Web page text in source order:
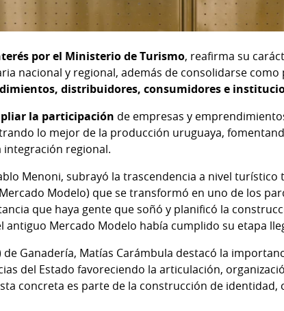
por el Ministerio de Turismo, reafirma su
nacional y regional, además de consolidarse
distribuidores, consumidores e
la participación de empresas y
lo mejor de la producción uruguaya,
regional.
Menoni, subrayó la trascendencia a nivel turístico
Modelo) que se transformó en uno de los
que haya gente que soñó y planificó la
antiguo Mercado Modelo había cumplido su etapa
de Ganadería, Matías Carámbula destacó la
del Estado favoreciendo la articulación,
concreta es parte de la construcción de identidad,